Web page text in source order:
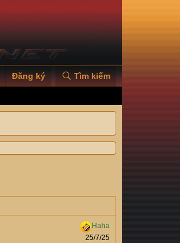
Đăng ký Tìm kiếm
25/7/25